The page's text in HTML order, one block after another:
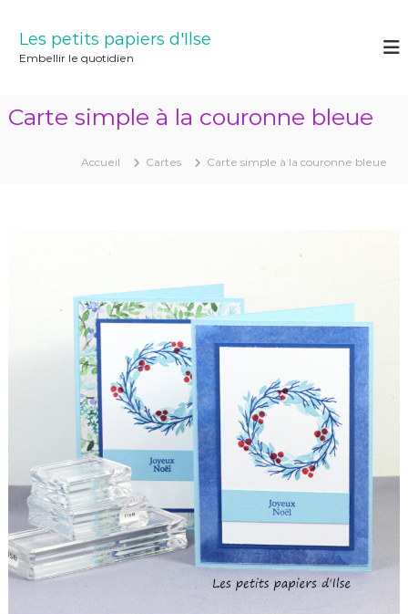
Les petits papiers d'Ilse
Embellir le quotidien
Carte simple à la couronne bleue
Accueil Cartes Carte simple à la couronne bleue